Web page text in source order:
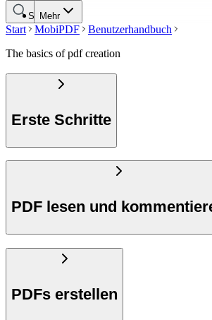
Mehr
Suche
Start MobiPDF
Benutzerhandbuch
The basics of pdf creation
Erste Schritte
PDF lesen und
PDFs erstellen